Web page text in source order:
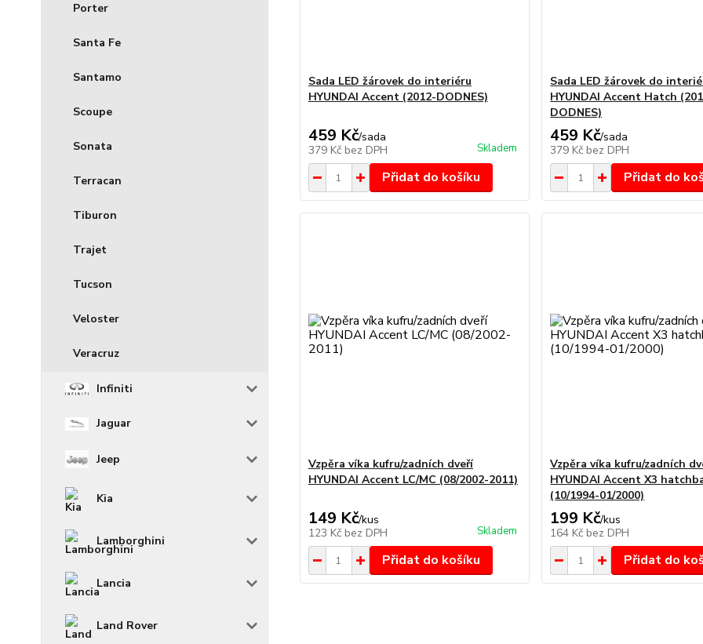
Porter
Santa Fe
Santamo
Scoupe
Sonata
Terracan
Tiburon
Trajet
Tucson
Veloster
Veracruz
Infiniti
Jaguar
Jeep
Kia
Lamborghini
Lancia
Land Rover
Sada LED žárovek do interiéru
HYUNDAI Accent (2012-DODNES)
459 Kč/sada
379 Kč bez DPH Skladem
Přidat do košíku
Sada LED žárovek do
HYUNDAI Accent Hatch
DODNES)
459 Kč/sada
379 Kč bez DPH
Přidat do
Vzpěra víka kufru/zadních dveří
HYUNDAI Accent LC/MC (08/2002-2011)
149 Kč/kus
123 Kč bez DPH Skladem
Přidat do košíku
Vzpěra víka kufru/zadních
HYUNDAI Accent X3
(10/1994-01/2000)
199 Kč/kus
164 Kč bez DPH
Přidat do